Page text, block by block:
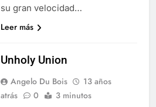
su gran velocidad…
Leer más
Unholy Union
Angelo Du Bois
13 años
atrás
0 3 minutos